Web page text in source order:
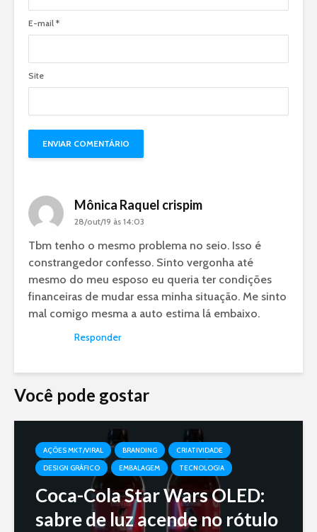
E-mail *
Site
Mônica Raquel crispim
28/out/19 às 14:03
Tbm tenho o mesmo problema no seio. Isso é
constrangedor confesso. Sinto vergonha até
mesmo do meu esposo eu queria ter condições
financeiras de mudar essa minha situação. Me sinto
mal comigo mesma a auto estima lá embaixo.
Responder
Você pode gostar
AÇÕES MKT/VIRAL BRANDING
CRIATIVIDADE
DESIGN GRÁFICO
EMBALAGEM TECNOLOGIA
Coca-Cola Star Wars OLED:
sabre de luz acende no rótulo